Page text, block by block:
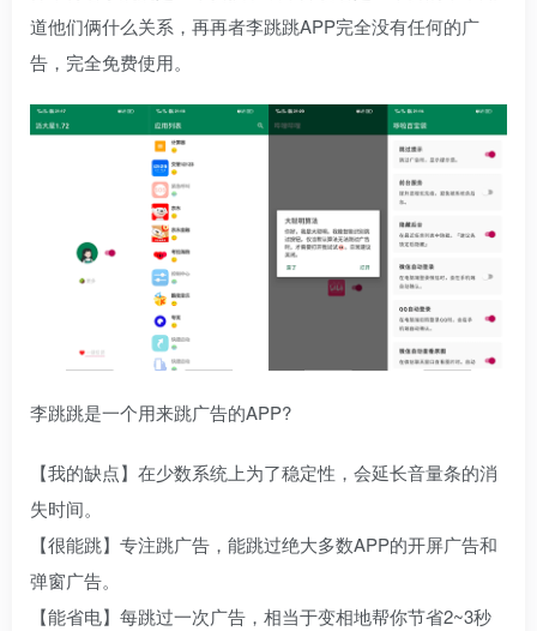
道他们俩什么关系，再再者李跳跳APP完全没有任何的广
告，完全免费使用。
李跳跳是一个用来跳广告的APP?
【我的缺点】在少数系统上为了稳定性，会延长音量条的消
失时间。
【很能跳】专注跳广告，能跳过绝大多数APP的开屏广告和
弹窗广告。
【能省电】每跳过一次广告，相当于变相地帮你节省2~3秒